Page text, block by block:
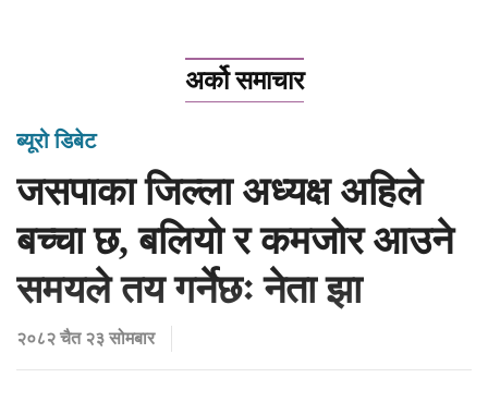
अर्को समाचार
ब्यूरो डिबेट
जसपाका जिल्ला अध्यक्ष अहिले
बच्चा छ, बलियो र कमजोर आउने
समयले तय गर्नेछः नेता झा
२०८२ चैत २३ सोमबार